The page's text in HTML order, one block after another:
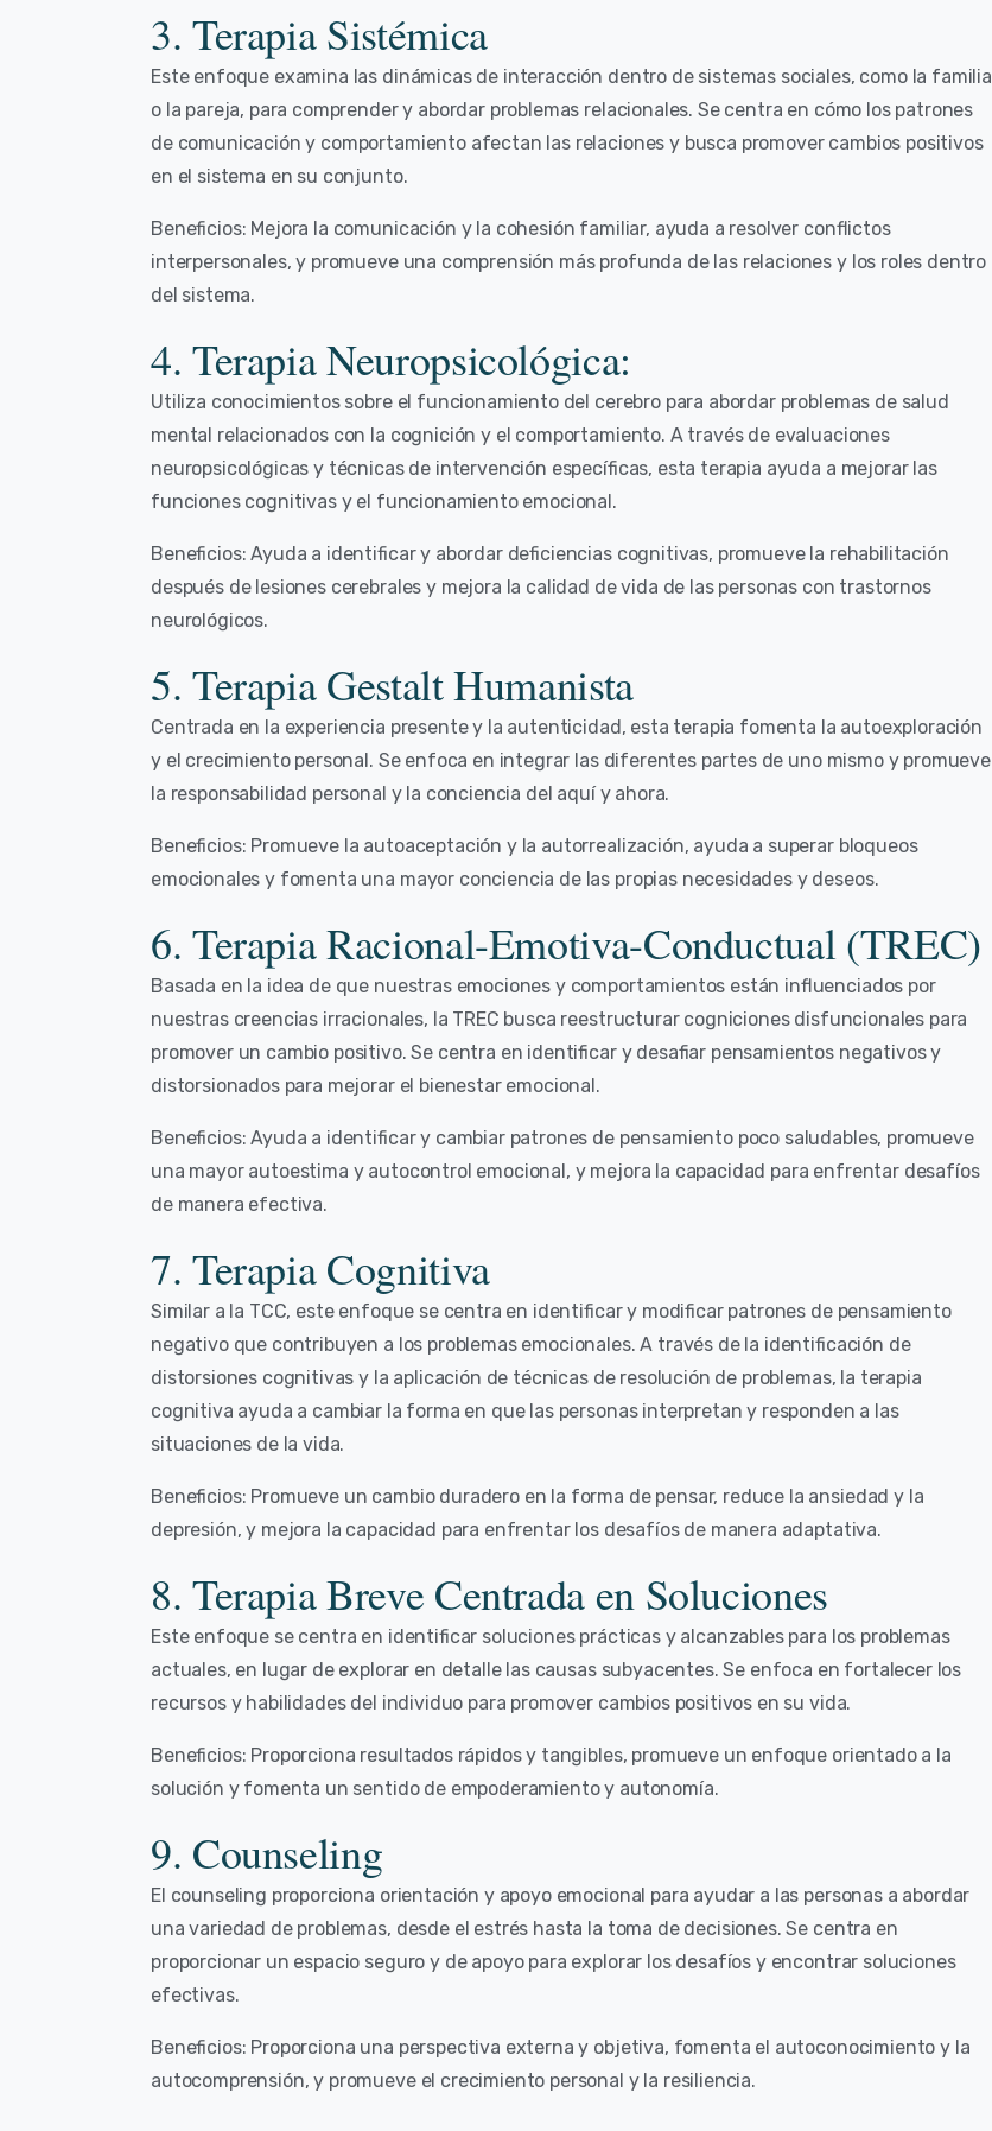
3. Terapia Sistémica
Este enfoque examina las dinámicas de interacción dentro de sistemas sociales, como la familia
o la pareja, para comprender y abordar problemas relacionales. Se centra en cómo los patrones
de comunicación y comportamiento afectan las relaciones y busca promover cambios positivos
en el sistema en su conjunto.
Beneficios: Mejora la comunicación y la cohesión familiar, ayuda a resolver conflictos
interpersonales, y promueve una comprensión más profunda de las relaciones y los roles dentro
del sistema.
4. Terapia Neuropsicológica:
Utiliza conocimientos sobre el funcionamiento del cerebro para abordar problemas de salud
mental relacionados con la cognición y el comportamiento. A través de evaluaciones
neuropsicológicas y técnicas de intervención específicas, esta terapia ayuda a mejorar las
funciones cognitivas y el funcionamiento emocional.
Beneficios: Ayuda a identificar y abordar deficiencias cognitivas, promueve la rehabilitación
después de lesiones cerebrales y mejora la calidad de vida de las personas con trastornos
neurológicos.
5. Terapia Gestalt Humanista
Centrada en la experiencia presente y la autenticidad, esta terapia fomenta la autoexploración
y el crecimiento personal. Se enfoca en integrar las diferentes partes de uno mismo y promueve
la responsabilidad personal y la conciencia del aquí y ahora.
Beneficios: Promueve la autoaceptación y la autorrealización, ayuda a superar bloqueos
emocionales y fomenta una mayor conciencia de las propias necesidades y deseos.
6. Terapia Racional-Emotiva-Conductual (TREC)
Basada en la idea de que nuestras emociones y comportamientos están influenciados por
nuestras creencias irracionales, la TREC busca reestructurar cogniciones disfuncionales para
promover un cambio positivo. Se centra en identificar y desafiar pensamientos negativos y
distorsionados para mejorar el bienestar emocional.
Beneficios: Ayuda a identificar y cambiar patrones de pensamiento poco saludables, promueve
una mayor autoestima y autocontrol emocional, y mejora la capacidad para enfrentar desafíos
de manera efectiva.
7. Terapia Cognitiva
Similar a la TCC, este enfoque se centra en identificar y modificar patrones de pensamiento
negativo que contribuyen a los problemas emocionales. A través de la identificación de
distorsiones cognitivas y la aplicación de técnicas de resolución de problemas, la terapia
cognitiva ayuda a cambiar la forma en que las personas interpretan y responden a las
situaciones de la vida.
Beneficios: Promueve un cambio duradero en la forma de pensar, reduce la ansiedad y la
depresión, y mejora la capacidad para enfrentar los desafíos de manera adaptativa.
8. Terapia Breve Centrada en Soluciones
Este enfoque se centra en identificar soluciones prácticas y alcanzables para los problemas
actuales, en lugar de explorar en detalle las causas subyacentes. Se enfoca en fortalecer los
recursos y habilidades del individuo para promover cambios positivos en su vida.
Beneficios: Proporciona resultados rápidos y tangibles, promueve un enfoque orientado a la
solución y fomenta un sentido de empoderamiento y autonomía.
9. Counseling
El counseling proporciona orientación y apoyo emocional para ayudar a las personas a abordar
una variedad de problemas, desde el estrés hasta la toma de decisiones. Se centra en
proporcionar un espacio seguro y de apoyo para explorar los desafíos y encontrar soluciones
efectivas.
Beneficios: Proporciona una perspectiva externa y objetiva, fomenta el autoconocimiento y la
autocomprensión, y promueve el crecimiento personal y la resiliencia.